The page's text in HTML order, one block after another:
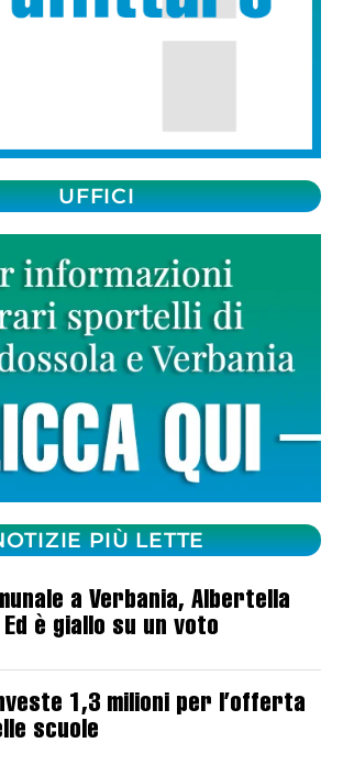
UFFICI
PIÙ LETTE
a Verbania, Albertella
è giallo su un voto
1,3 milioni per l’offerta
scuole